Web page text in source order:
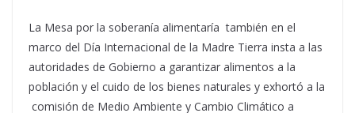
La Mesa por la soberanía alimentaría también en el
marco del Día Internacional de la Madre Tierra insta a las
autoridades de Gobierno a garantizar alimentos a la
población y el cuido de los bienes naturales y exhortó a la
comisión de Medio Ambiente y Cambio Climático a